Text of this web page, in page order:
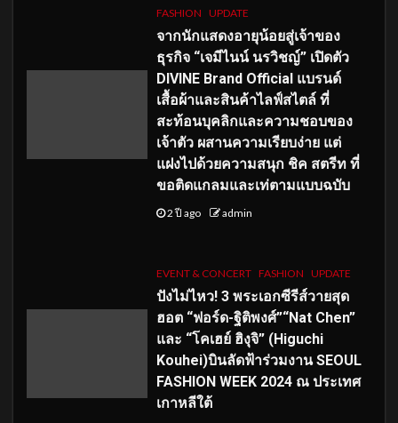
FASHION UPDATE
จากนักแสดงอายุน้อยสู่เจ้าของ
ธุรกิจ “เจมีไนน์ นรวิชญ์” เปิดตัว
DIVINE Brand Official แบรนด์
เสื้อผ้าและสินค้าไลฟ์สไตล์ ที่
สะท้อนบุคลิกและความชอบของ
เจ้าตัว ผสานความเรียบง่าย แต่
แฝงไปด้วยความสนุก ชิค สตรีท ที่
ขอติดแกลมและเท่ตามแบบฉบับ
2 ปี ago admin
EVENT & CONCERT FASHION UPDATE
ปังไม่ไหว! 3 พระเอกซีรีส์วายสุด
ฮอต “ฟอร์ด-ฐิติพงศ์”“Nat Chen”
และ “โคเฮย์ ฮิงุจิ” (Higuchi
Kouhei)บินลัดฟ้าร่วมงาน SEOUL
FASHION WEEK 2024 ณ ประเทศ
เกาหลีใต้